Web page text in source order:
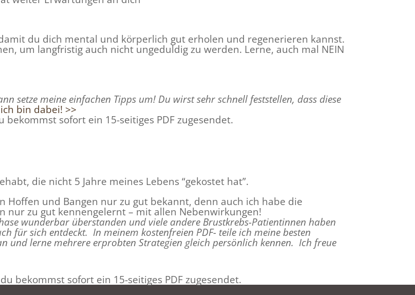
du dich mental und körperlich gut erholen und regenerieren kannst.
um langfristig auch nicht ungeduldig zu werden. Lerne, auch mal NEIN
setze meine einfachen Tipps um! Du wirst sehr schnell feststellen, dass diese
ich bin dabei! >>
bekommst sofort ein 15-seitiges PDF zugesendet.
die nicht 5 Jahre meines Lebens “gekostet hat”.
Hoffen und Bangen nur zu gut bekannt, denn auch ich habe die
nur zu gut kennengelernt – mit allen Nebenwirkungen!
wunderbar überstanden und viele andere Brustkrebs-Patientinnen haben
für sich entdeckt. In meinem kostenfreien PDF- teile ich meine besten
und lerne mehrere erprobten Strategien gleich persönlich kennen. Ich freue
bekommst sofort ein 15-seitiges PDF zugesendet.